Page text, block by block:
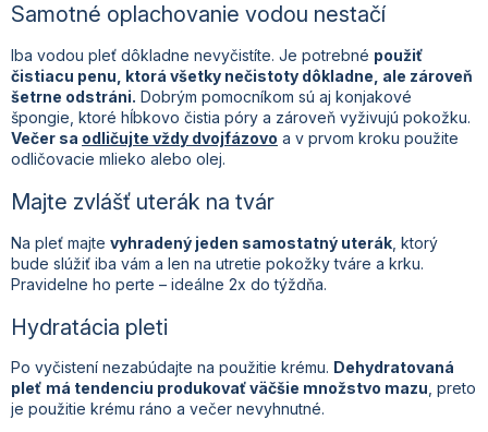
Samotné oplachovanie vodou nestačí
Iba vodou pleť dôkladne nevyčistíte. Je potrebné použiť
čistiacu penu, ktorá všetky nečistoty dôkladne, ale zároveň
šetrne odstráni. Dobrým pomocníkom sú aj konjakové
špongie, ktoré hĺbkovo čistia póry a zároveň vyživujú pokožku.
Večer sa odličujte vždy dvojfázovo a v prvom kroku použite
odličovacie mlieko alebo olej.
Majte zvlášť uterák na tvár
Na pleť majte vyhradený jeden samostatný uterák , ktorý
bude slúžiť iba vám a len na utretie pokožky tváre a krku.
Pravidelne ho perte – ideálne 2x do týždňa.
Hydratácia pleti
Po vyčistení nezabúdajte na použitie krému. Dehydratovaná
pleť má tendenciu produkovať väčšie množstvo mazu , preto
je použitie krému ráno a večer nevyhnutné.